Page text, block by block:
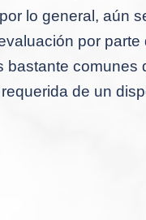
por lo general, aún
por parte
bastante comunes
de un